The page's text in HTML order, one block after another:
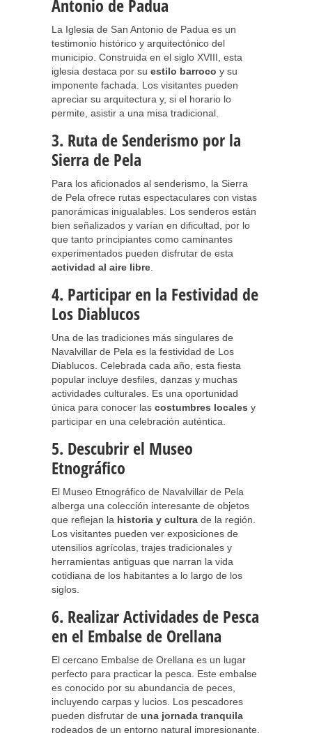
Antonio de Padua
La Iglesia de San Antonio de Padua es un
testimonio histórico y arquitectónico del
municipio. Construida en el siglo XVIII, esta
iglesia destaca por su estilo barroco y su
imponente fachada. Los visitantes pueden
apreciar su arquitectura y, si el horario lo
permite, asistir a una misa tradicional.
3. Ruta de Senderismo por la
Sierra de Pela
Para los aficionados al senderismo, la Sierra
de Pela ofrece rutas espectaculares con vistas
panorámicas inigualables. Los senderos están
bien señalizados y varían en dificultad, por lo
que tanto principiantes como caminantes
experimentados pueden disfrutar de esta
actividad al aire libre
4. Participar en la Festividad de
Los Diablucos
Una de las tradiciones más singulares de
Navalvillar de Pela es la festividad de Los
Diablucos. Celebrada cada año, esta fiesta
popular incluye desfiles, danzas y muchas
actividades culturales. Es una oportunidad
única para conocer las costumbres locales y
participar en una celebración auténtica.
5. Descubrir el Museo
Etnográfico
El Museo Etnográfico de Navalvillar de Pela
alberga una colección interesante de objetos
que reflejan la historia y cultura de la región.
Los visitantes pueden ver exposiciones de
utensilios agrícolas, trajes tradicionales y
herramientas antiguas que narran la vida
cotidiana de los habitantes a lo largo de los
siglos.
6. Realizar Actividades de Pesca
en el Embalse de Orellana
El cercano Embalse de Orellana es un lugar
perfecto para practicar la pesca. Este embalse
es conocido por su abundancia de peces,
incluyendo carpas y lucios. Los pescadores
pueden disfrutar de una jornada tranquila
rodeados de un entorno natural impresionante.